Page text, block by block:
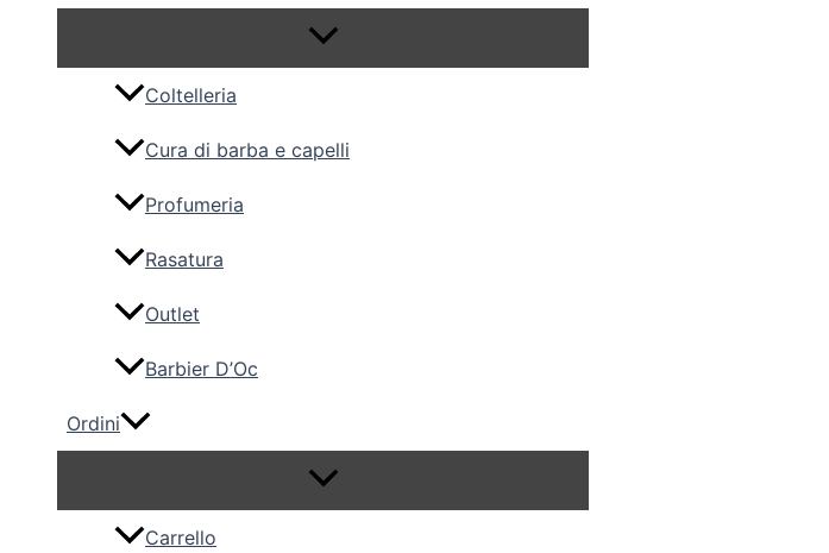
Coltelleria
Cura di barba e capelli
Profumeria
Rasatura
Outlet
Barbier D’Oc
Ordini
Carrello